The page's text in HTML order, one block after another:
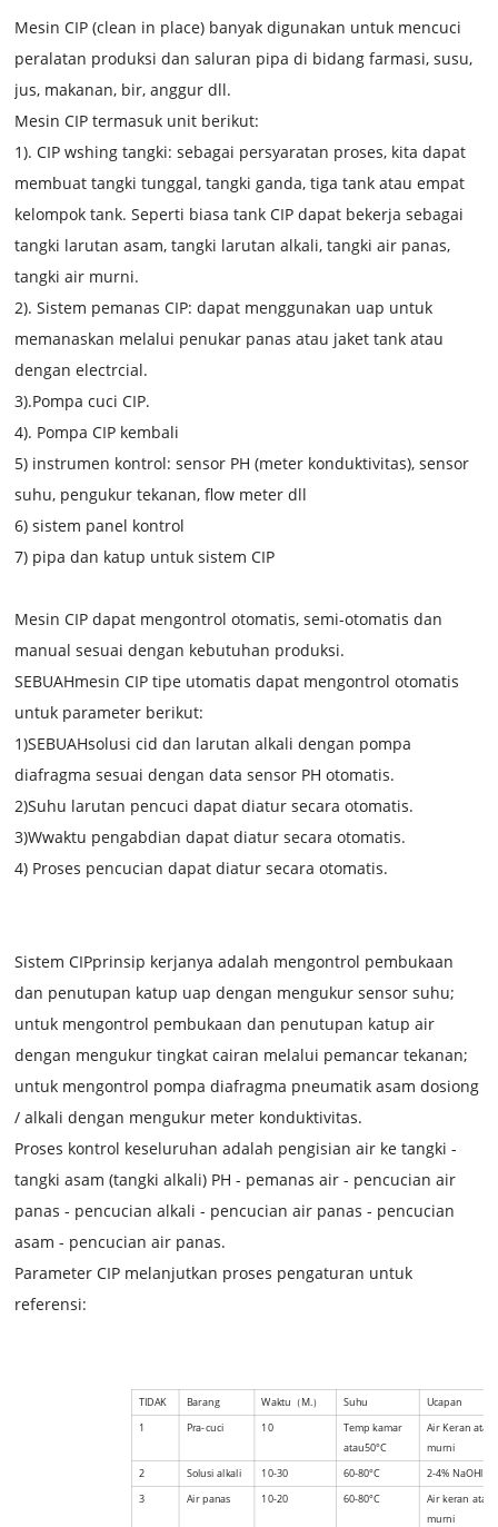
Mesin CIP (clean in place) banyak digunakan untuk mencuci
peralatan produksi dan saluran pipa di bidang farmasi, susu,
jus, makanan, bir, anggur dll.
Mesin CIP termasuk unit berikut:
1). CIP wshing tangki: sebagai persyaratan proses, kita dapat
membuat tangki tunggal, tangki ganda, tiga tank atau empat
kelompok tank. Seperti biasa tank CIP dapat bekerja sebagai
tangki larutan asam, tangki larutan alkali, tangki air panas,
tangki air murni.
2). Sistem pemanas CIP: dapat menggunakan uap untuk
memanaskan melalui penukar panas atau jaket tank atau
dengan electrcial.
3).Pompa cuci CIP.
4). Pompa CIP kembali
5) instrumen kontrol: sensor PH (meter konduktivitas), sensor
suhu, pengukur tekanan, flow meter dll
6) sistem panel kontrol
7) pipa dan katup untuk sistem CIP
Mesin CIP dapat mengontrol otomatis, semi-otomatis dan
manual sesuai dengan kebutuhan produksi.
SEBUAHmesin CIP tipe utomatis dapat mengontrol otomatis
untuk parameter berikut:
1)SEBUAHsolusi cid dan larutan alkali dengan pompa
diafragma sesuai dengan data sensor PH otomatis.
2)Suhu larutan pencuci dapat diatur secara otomatis.
3)Wwaktu pengabdian dapat diatur secara otomatis.
4) Proses pencucian dapat diatur secara otomatis.
Sistem CIPprinsip kerjanya adalah mengontrol pembukaan
dan penutupan katup uap dengan mengukur sensor suhu;
untuk mengontrol pembukaan dan penutupan katup air
dengan mengukur tingkat cairan melalui pemancar tekanan;
untuk mengontrol pompa diafragma pneumatik asam dosiong
/ alkali dengan mengukur meter konduktivitas.
Proses kontrol keseluruhan adalah pengisian air ke tangki -
tangki asam (tangki alkali) PH - pemanas air - pencucian air
panas - pencucian alkali - pencucian air panas - pencucian
asam - pencucian air panas.
Parameter CIP melanjutkan proses pengaturan untuk
referensi:
TIDAK Barang Waktu （M. ） Suhu
Ucapan
1
Pra-cuci 10
Temp kamar
atau50°C
Air Keran atau
murni
2 Solusi alkali 10-30 60-80°C 2-4% NaOH
3
Air panas 10-20 60-80°C
Air keran atau
murni